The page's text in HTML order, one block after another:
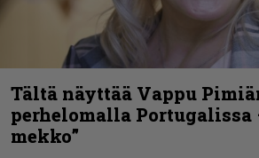
Tältä näyttää Vappu
perhelomalla Portugalissa
mekko”